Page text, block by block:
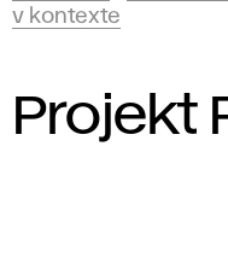
v kontexte
Projekt